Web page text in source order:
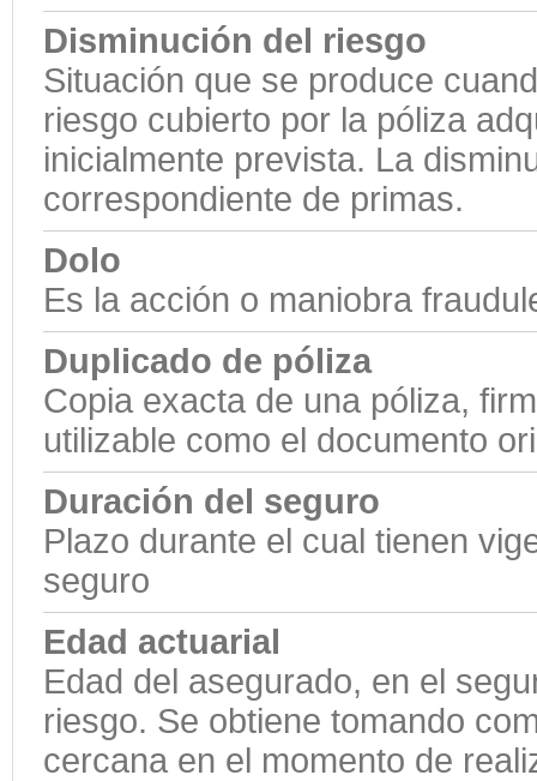
Disminución del riesgo
Situación que se produce
riesgo cubierto por la póliza
inicialmente prevista. La
correspondiente de primas.
Dolo
Es la acción o maniobra
Duplicado de póliza
Copia exacta de una póliza,
utilizable como el documento
Duración del seguro
Plazo durante el cual tienen
seguro
Edad actuarial
Edad del asegurado, en el
riesgo. Se obtiene tomando
cercana en el momento de